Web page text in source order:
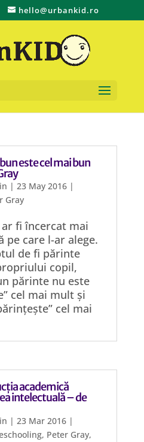
hello@urbankid.ro
este cel mai bun
| 23 May 2016|
Gray
fi încercat mai
care l-ar alege.
de fi părinte
copil,
părinte nu este
cel mai mult și
cel mai
academică
intelectuală – de
| 23 Mar 2016|
, Peter Gray,